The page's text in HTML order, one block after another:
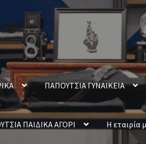
ΠΑΠΟΥΤΣΙΑ ΓΥΝΑΙΚΕΙΑ
ΠΑΙΔΙΚΑ ΑΓΟΡΙ Η εταιρία